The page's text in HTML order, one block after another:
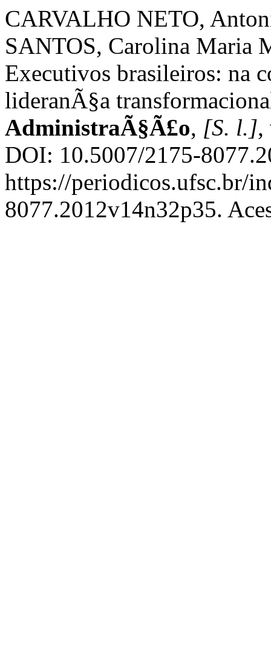
CARVALHO NETO,
SANTOS, Carolina Maria
Executivos brasileiros: na
lideranÃ§a
AdministraÃ§Ã£o, [S. l.],
DOI: 10.5007/2175-
https://periodicos.ufsc.br/
8077.2012v14n32p35.